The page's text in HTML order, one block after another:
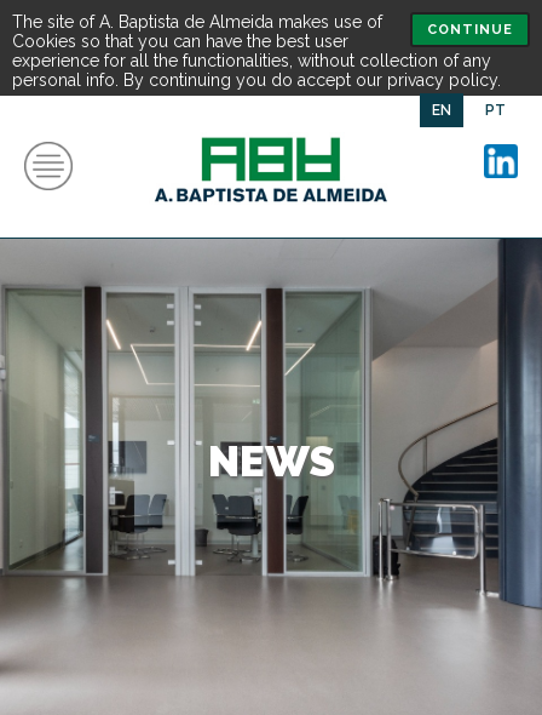
CONTINUE
The site of A. Baptista de Almeida makes use of
Cookies so that you can have the best user
experience for all the functionalities, without collection of any
personal info. By continuing you do accept our privacy policy.
EN PT
NEWS